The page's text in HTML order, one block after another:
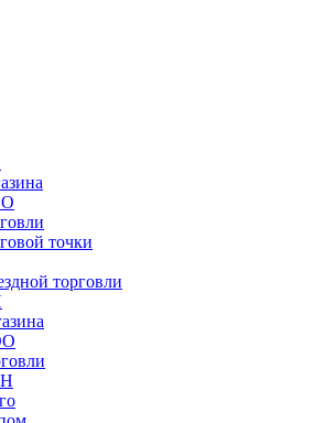
точки
торговли